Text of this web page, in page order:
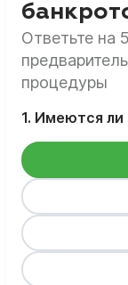
Ответьте на
процедуры
1. Имеются ли